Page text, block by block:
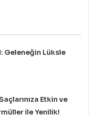
Geleneğin Lüksle
Etkin ve
ile Yenilik!